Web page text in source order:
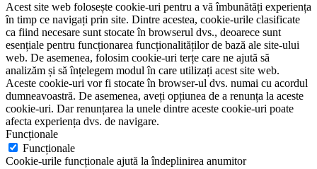
Acest site web folosește cookie-uri pentru a vă îmbunătăți experiența
în timp ce navigați prin site. Dintre acestea, cookie-urile clasificate
ca fiind necesare sunt stocate în browserul dvs., deoarece sunt
esențiale pentru funcționarea funcționalităților de bază ale site-ului
web. De asemenea, folosim cookie-uri terțe care ne ajută să
analizăm și să înțelegem modul în care utilizați acest site web.
Aceste cookie-uri vor fi stocate în browser-ul dvs. numai cu acordul
dumneavoastră. De asemenea, aveți opțiunea de a renunța la aceste
cookie-uri. Dar renunțarea la unele dintre aceste cookie-uri poate
afecta experiența dvs. de navigare.
Funcționale
Funcționale
Cookie-urile funcționale ajută la îndeplinirea anumitor